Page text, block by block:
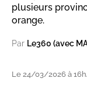
plusieurs
orange.
Par Le360 (avec
Le 24/03/2026 à